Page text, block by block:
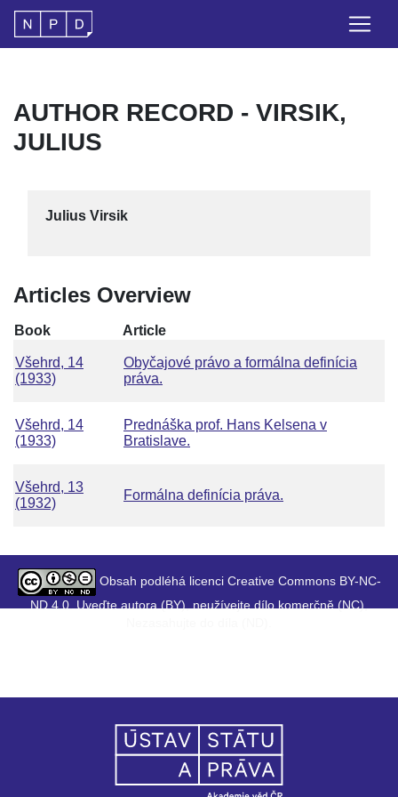
AUTHOR RECORD - VIRSIK,
JULIUS
Julius Virsik
Articles Overview
Book Article
Všehrd, 14
(1933)
Obyčajové právo a formálna definícia
práva.
Všehrd, 14
(1933)
Prednáška prof. Hans Kelsena v
Bratislave.
Všehrd, 13
(1932)
Formálna definícia práva.
Obsah podléhá licenci Creative Commons BY-NC-
ND 4.0. Uveďte autora (BY), neužívejte dílo komerčně (NC),